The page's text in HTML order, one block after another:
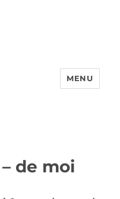
MENU
de moi